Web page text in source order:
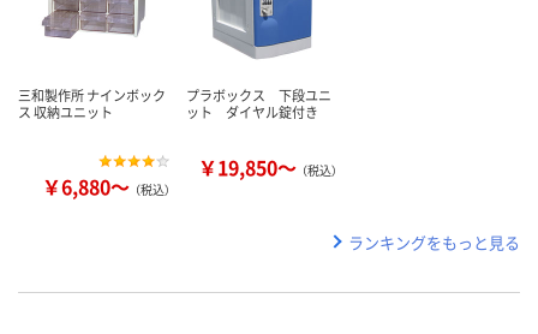
三和製作所 ナインボック
ス 収納ユニット
￥6,880～ （税込）
プラボックス 下段ユニ
ット ダイヤル錠付き
￥19,850～ （税込）
ランキングをもっと見る